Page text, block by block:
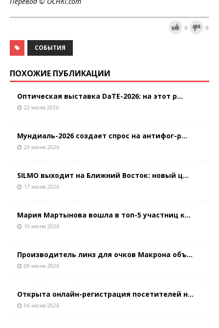
0 0
СОБЫТИЯ
ПОХОЖИЕ ПУБЛИКАЦИИ
Оптическая выставка DaTE-2026: на этот р...
22 июля 2026
Мундиаль-2026 создает спрос на антифог-р...
23 июня 2026
SILMO выходит на Ближний Восток: новый ц...
17 июня 2026
Мария Мартынова вошла в топ-5 участниц к...
10 июня 2026
Производитель линз для очков Макрона объ...
09 июня 2026
Открыта онлайн-регистрация посетителей н...
06 июня 2026